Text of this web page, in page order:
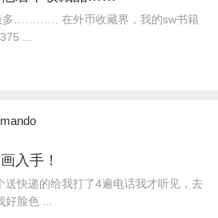
多………… 在外币收藏界，我的sw书籍
...
入手！
送快递的给我打了4遍电话我才听见，去
脸色 ...